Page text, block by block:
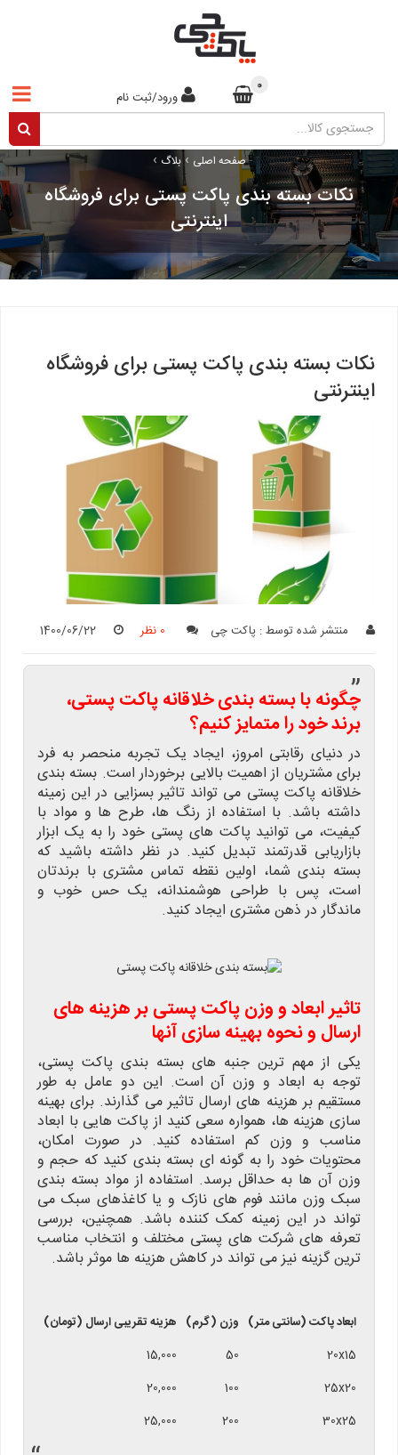
ورود/ثبت نام
0
صفحه اصلی › بلاگ ›
نکات بسته بندی پاکت پستی برای فروشگاه
اینترنتی
نکات بسته بندی پاکت پستی برای فروشگاه
اینترنتی
منتشر شده توسط : پاکت چی 0 نظر 1400/06/22
”
چگونه با بسته بندی خلاقانه پاکت پستی،
برند خود را متمایز کنیم؟
در دنیای رقابتی امروز، ایجاد یک تجربه منحصر به فرد
برای مشتریان از اهمیت بالایی برخوردار است. بسته بندی
خلاقانه پاکت پستی می تواند تاثیر بسزایی در این زمینه
داشته باشد. با استفاده از رنگ ها، طرح ها و مواد با
کیفیت، می توانید پاکت های پستی خود را به یک ابزار
بازاریابی قدرتمند تبدیل کنید. در نظر داشته باشید که
بسته بندی شما، اولین نقطه تماس مشتری با برندتان
است، پس با طراحی هوشمندانه، یک حس خوب و
ماندگار در ذهن مشتری ایجاد کنید.
تاثیر ابعاد و وزن پاکت پستی بر هزینه های
ارسال و نحوه بهینه سازی آنها
یکی از مهم ترین جنبه های بسته بندی پاکت پستی،
توجه به ابعاد و وزن آن است. این دو عامل به طور
مستقیم بر هزینه های ارسال تاثیر می گذارند. برای بهینه
سازی هزینه ها، همواره سعی کنید از پاکت هایی با ابعاد
مناسب و وزن کم استفاده کنید. در صورت امکان،
محتویات خود را به گونه ای بسته بندی کنید که حجم و
وزن آن ها به حداقل برسد. استفاده از مواد بسته بندی
سبک وزن مانند فوم های نازک و یا کاغذهای سبک می
تواند در این زمینه کمک کننده باشد. همچنین، بررسی
تعرفه های شرکت های پستی مختلف و انتخاب مناسب
ترین گزینه نیز می تواند در کاهش هزینه ها موثر باشد.
ابعاد پاکت (سانتی متر) وزن (گرم) هزینه تقریبی ارسال (تومان)
20x15
50
15,000
25x20
100
20,000
30x25
200
25,000